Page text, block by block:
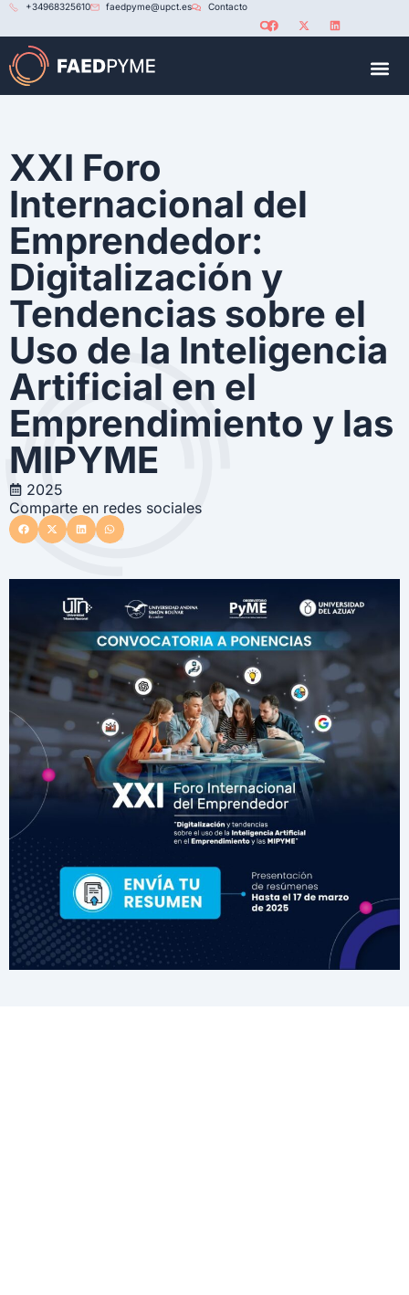
+34968325610 faedpyme@upct.es Contacto
XXI Foro
Internacional del
Emprendedor:
Digitalización y
Tendencias sobre el
Uso de la Inteligencia
Artificial en el
Emprendimiento y las
MIPYME
2025
Comparte en redes sociales